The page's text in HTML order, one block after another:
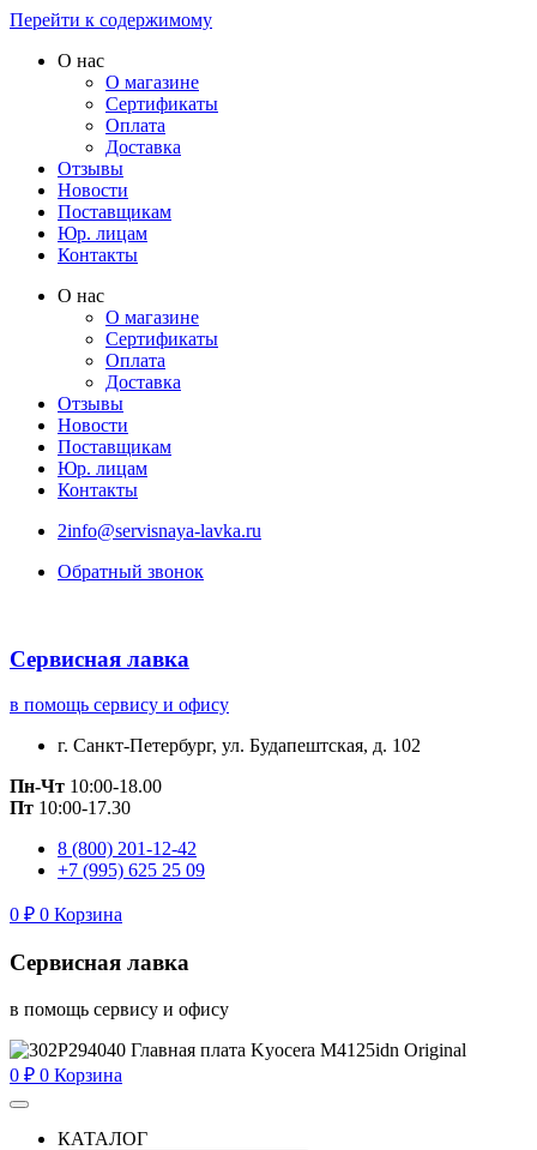
Перейти к содержимому
О нас
О магазине
Сертификаты
Оплата
Доставка
Отзывы
Новости
Поставщикам
Юр. лицам
Контакты
О нас
О магазине
Сертификаты
Оплата
Доставка
Отзывы
Новости
Поставщикам
Юр. лицам
Контакты
2info@servisnaya-lavka.ru
Обратный звонок
Сервисная лавка
в помощь сервису и офису
г. Санкт-Петербург, ул. Будапештская, д. 102
Пн-Чт 10:00-18.00
Пт 10:00-17.30
8 (800) 201-12-42
+7 (995) 625 25 09
0 ₽ 0 Корзина
Сервисная лавка
в помощь сервису и офису
0 ₽ 0 Корзина
КАТАЛОГ